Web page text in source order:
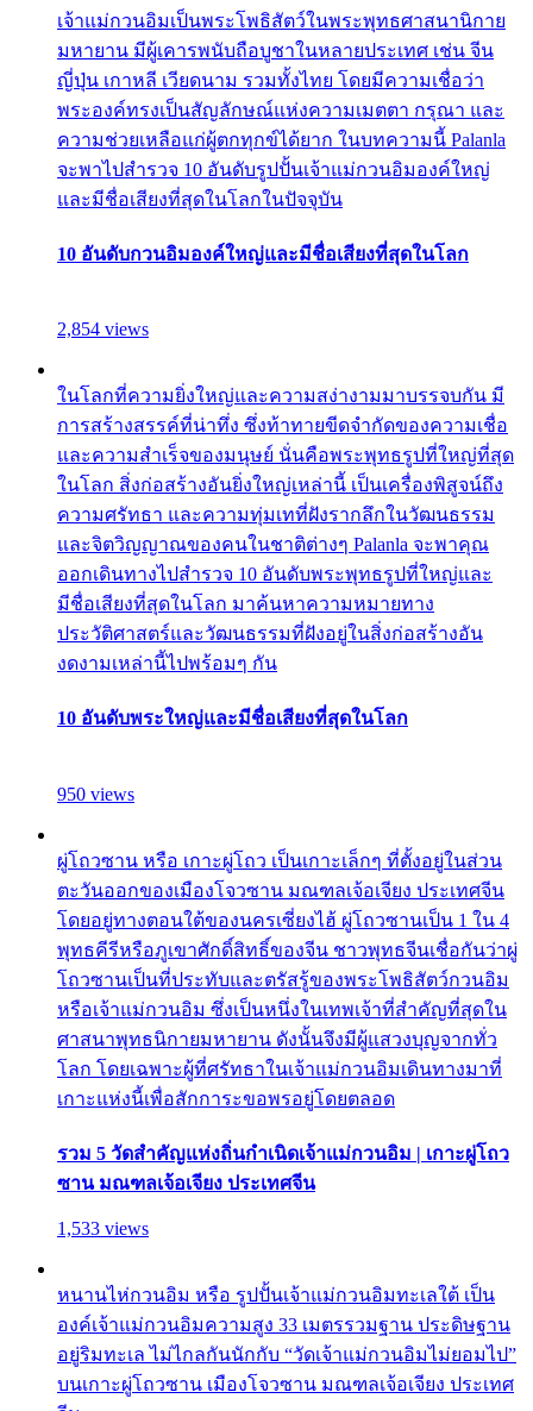
เจ้าแม่กวนอิมเป็นพระโพธิสัตว์ในพระพุทธศาสนานิกาย
มหายาน มีผู้เคารพนับถือบูชาในหลายประเทศ เช่น จีน
ญี่ปุ่น เกาหลี เวียดนาม รวมทั้งไทย โดยมีความเชื่อว่า
พระองค์ทรงเป็นสัญลักษณ์แห่งความเมตตา กรุณา และ
ความช่วยเหลือแก่ผู้ตกทุกข์ได้ยาก ในบทความนี้ Palanla
จะพาไปสำรวจ 10 อันดับรูปปั้นเจ้าแม่กวนอิมองค์ใหญ่
และมีชื่อเสียงที่สุดในโลกในปัจจุบัน
10 อันดับกวนอิมองค์ใหญ่และมีชื่อเสียงที่สุดในโลก
2,854 views
ในโลกที่ความยิ่งใหญ่และความสง่างามมาบรรจบกัน มี
การสร้างสรรค์ที่น่าทึ่ง ซึ่งท้าทายขีดจำกัดของความเชื่อ
และความสำเร็จของมนุษย์ นั่นคือพระพุทธรูปที่ใหญ่ที่สุด
ในโลก สิ่งก่อสร้างอันยิ่งใหญ่เหล่านี้ เป็นเครื่องพิสูจน์ถึง
ความศรัทธา และความทุ่มเทที่ฝังรากลึกในวัฒนธรรม
และจิตวิญญาณของคนในชาติต่างๆ Palanla จะพาคุณ
ออกเดินทางไปสำรวจ 10 อันดับพระพุทธรูปที่ใหญ่และ
มีชื่อเสียงที่สุดในโลก มาค้นหาความหมายทาง
ประวัติศาสตร์และวัฒนธรรมที่ฝังอยู่ในสิ่งก่อสร้างอัน
งดงามเหล่านี้ไปพร้อมๆ กัน
10 อันดับพระใหญ่และมีชื่อเสียงที่สุดในโลก
950 views
ผู่โถวซาน หรือ เกาะผู่โถว เป็นเกาะเล็กๆ ที่ตั้งอยู่ในส่วน
ตะวันออกของเมืองโจวซาน มณฑลเจ้อเจียง ประเทศจีน
โดยอยู่ทางตอนใต้ของนครเซี่ยงไฮ้ ผู่โถวซานเป็น 1 ใน 4
พุทธคีรีหรือภูเขาศักดิ์สิทธิ์ของจีน ชาวพุทธจีนเชื่อกันว่าผู่
โถวซานเป็นที่ประทับและตรัสรู้ของพระโพธิสัตว์กวนอิม
หรือเจ้าแม่กวนอิม ซึ่งเป็นหนึ่งในเทพเจ้าที่สำคัญที่สุดใน
ศาสนาพุทธนิกายมหายาน ดังนั้นจึงมีผู้แสวงบุญจากทั่ว
โลก โดยเฉพาะผู้ที่ศรัทธาในเจ้าแม่กวนอิมเดินทางมาที่
เกาะแห่งนี้เพื่อสักการะขอพรอยู่โดยตลอด
รวม 5 วัดสำคัญแห่งถิ่นกำเนิดเจ้าแม่กวนอิม | เกาะผู่โถว
ซาน มณฑลเจ้อเจียง ประเทศจีน
1,533 views
หนานไห่กวนอิม หรือ รูปปั้นเจ้าแม่กวนอิมทะเลใต้ เป็น
องค์เจ้าแม่กวนอิมความสูง 33 เมตรรวมฐาน ประดิษฐาน
อยู่ริมทะเล ไม่ไกลกันนักกับ “วัดเจ้าแม่กวนอิมไม่ยอมไป”
บนเกาะผู่โถวซาน เมืองโจวซาน มณฑลเจ้อเจียง ประเทศ